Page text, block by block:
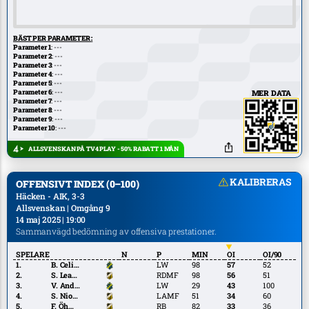
BÄST PER PARAMETER:
Parameter 1: ---
Parameter 2: ---
Parameter 3: ---
Parameter 4: ---
Parameter 5: ---
Parameter 6: ---
Parameter 7: ---
Parameter 8: ---
Parameter 9: ---
Parameter 10: ---
ALLSVENSKAN PÅ TV4 PLAY - 50% RABATT 1 MÅN
MER DATA
OFFENSIVT INDEX (0–100) KALIBRERAS
Häcken - AIK, 3-3
Allsvenskan | Omgång 9
14 maj 2025 | 19:00
Sammanvägd bedömning av offensiva prestationer.
SPELARE N P MIN OI
OI/90
B.
Celina
B. Celina LW 98 57
52
S. Leach
Holm
S. Leach Holm RDMF 98 56
51
V.
Andersson
V. Andersson LW 29 43
100
S.
Nioule
S. Nioule LAMF 51 34
60
F.
F. Öhman RB 82 33
36